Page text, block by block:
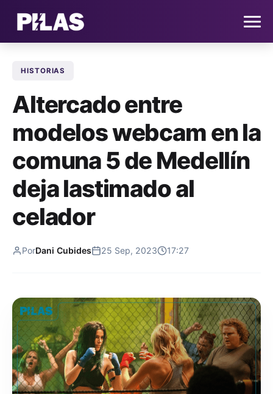
NOTICIAS
QUIÉNES SOMOS
CONTACTO
HISTORIAS
Altercado entre
modelos webcam en la
comuna 5 de Medellín
deja lastimado al
celador
PorDani Cubides 25 Sep, 2023 17:27